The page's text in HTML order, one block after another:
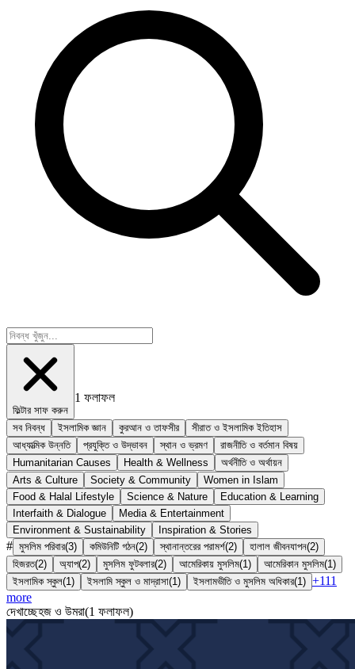
ফিল্টার সাফ করুন
1 ফলাফল
সব নিবন্ধ ইসলামিক জ্ঞান কুরআন ও তাফসীর
সীরাত ও ইসলামিক ইতিহাস
আধ্যাত্মিক উন্নতি
প্রযুক্তি ও উদ্ভাবন স্থান ও ভ্রমণ
রাজনীতি ও বর্তমান বিষয়
Humanitarian Causes
Health & Wellness
অর্থনীতি ও অর্থায়ন
Arts & Culture
Society & Community
Women in Islam
Food & Halal Lifestyle
Science & Nature
Education & Learning
Interfaith & Dialogue
Media & Entertainment
Environment & Sustainability
Inspiration & Stories
# মুসলিম পরিবার(3) কমিউনিটি গঠন(2) স্থানান্তরের পরামর্শ(2) হালাল জীবনযাপন(2)
হিজরত(2) অ্যাপ(2) মুসলিম ফুটবলার(2) আমেরিকায় মুসলিম(1 ) আমেরিকান মুসলিম(1 )
ইসলামিক স্কুল(1 ) ইসলামি স্কুল ও মাদ্রাসা(1 ) ইসলামভীতি ও মুসলিম অধিকার(1 ) +111
more
দেখাচ্ছেহজ ও উমরা(1 ফলাফল)